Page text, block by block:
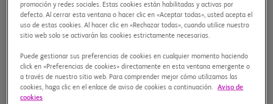
Nuestra compañía
Sobre BMS
Aviso de privacidad
Preferencias de cookies
promoción y redes sociales. Estas cookies están habilitadas y activas por
defecto. Al cerrar esta ventana o hacer clic en «Aceptar todas», usted acepta el
uso de estas cookies. Al hacer clic en «Rechazar todas», cuando utilice nuestro
sitio web solo se activarán las cookies estrictamente necesarias.
Puede gestionar sus preferencias de cookies en cualquier momento haciendo
click en «Preferencias de cookies» directamente en esta ventana emergente o
a través de nuestro sitio web. Para comprender mejor cómo utilizamos las
cookies, haga clic en el enlace de aviso de cookies a continuación.
Aviso de
cookies